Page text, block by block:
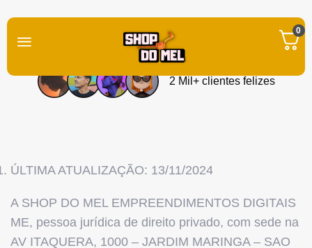
0
Políticas de Privacidade
2 Mil+ clientes felizes
ÚLTIMA ATUALIZAÇÃO: 13/11/2024
A SHOP DO MEL EMPREENDIMENTOS DIGITAIS
ME, pessoa jurídica de direito privado, com sede na
AV ITAQUERA, 1000 – JARDIM MARINGA – SAO